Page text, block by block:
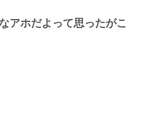
アホだよって思ったがこ